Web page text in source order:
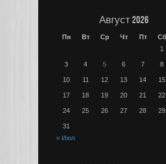
Август 2026
Пн Вт Ср Чт Пт Сб
1
3 4 5 6 7 8
10 11 12 13 14 15
17 18 19 20 21 22
24 25 26 27 28 29
31
« Июл